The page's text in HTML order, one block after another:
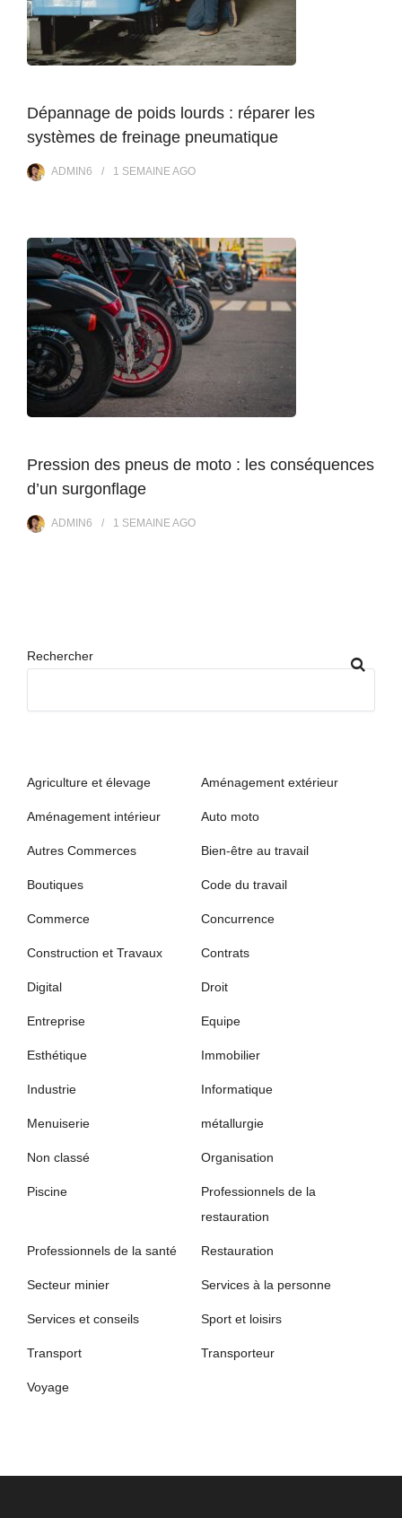
Dépannage de poids lourds : réparer les
systèmes de freinage pneumatique
ADMIN6 1 SEMAINEAGO
Pression des pneus de moto : les conséquences
d’un surgonflage
ADMIN6 1 SEMAINEAGO
Rechercher
Agriculture et élevage Aménagement extérieur
Aménagement intérieur Auto moto
Autres Commerces Bien-être au travail
Boutiques Code du travail
Commerce Concurrence
Construction et Travaux Contrats
Digital Droit
Entreprise Equipe
Esthétique Immobilier
Industrie Informatique
Menuiserie métallurgie
Non classé Organisation
Piscine
Professionnels de la
restauration
Professionnels de la santé Restauration
Secteur minier Services à la personne
Services et conseils Sport et loisirs
Transport Transporteur
Voyage